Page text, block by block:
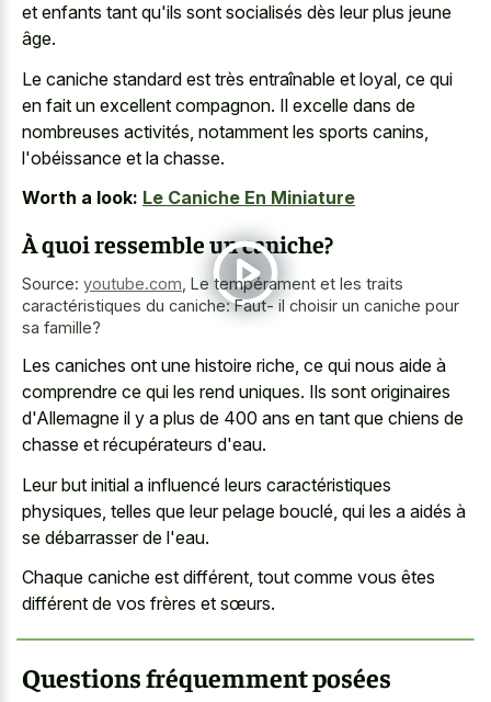
et enfants tant qu'ils sont socialisés dès leur plus jeune
âge.
Le caniche standard est très entraînable et loyal, ce qui
en fait un excellent compagnon. Il excelle dans de
nombreuses activités, notamment les sports canins,
l'obéissance et la chasse.
Worth a look: Le Caniche En Miniature
À quoi ressemble un caniche?
Source: youtube.com Le tempérament et les traits
caractéristiques du caniche: Faut- il choisir un caniche pour
sa famille?
Les caniches ont une histoire riche, ce qui nous aide à
comprendre ce qui les rend uniques. Ils sont originaires
d'Allemagne il y a plus de 400 ans en tant que chiens de
chasse et récupérateurs d'eau.
Leur but initial a influencé leurs caractéristiques
physiques, telles que leur pelage bouclé, qui les a aidés à
se débarrasser de l'eau.
Chaque caniche est différent, tout comme vous êtes
différent de vos frères et sœurs.
Questions fréquemment posées